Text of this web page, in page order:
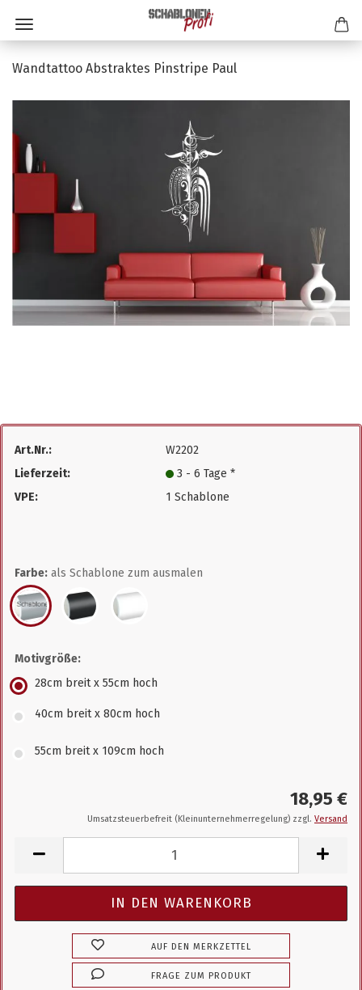
Wandtattoo Abstraktes Pinstripe Paul
Art.Nr.:
W2202
Lieferzeit:
3 - 6 Tage *
VPE:
1 Schablone
Farbe: als Schablone zum ausmalen
Motivgröße:
28cm breit x 55cm hoch
40cm breit x 80cm hoch
55cm breit x 109cm hoch
18,95 €
Umsatzsteuerbefreit (Kleinunternehmerregelung) zzgl. Versand
AUF DEN MERKZETTEL
FRAGE ZUM PRODUKT